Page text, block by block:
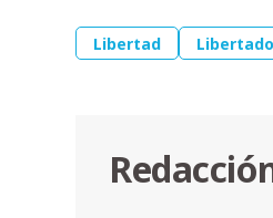
Libertad